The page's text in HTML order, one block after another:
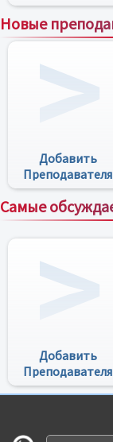
Новые
Добавить
Преподавателя
Самые
Добавить
Преподавателя